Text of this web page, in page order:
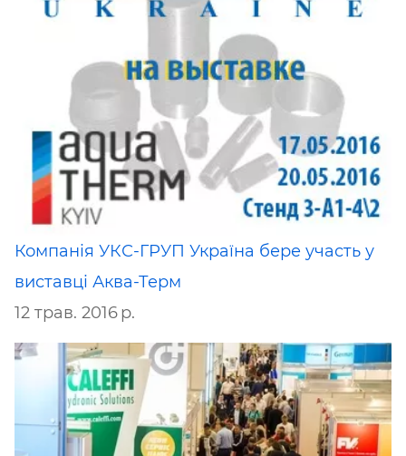
Компанія УКС-ГРУП Україна бере участь у
виставці Аква-Терм
12 трав. 2016 р.